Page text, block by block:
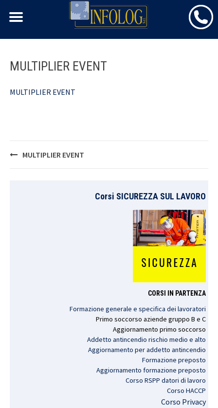
Skip
content
MULTIPLIER EVENT
MULTIPLIER EVENT
Post
navigation
MULTIPLIER EVENT
Corsi SICUREZZA SUL LAVORO
CORSI IN PARTENZA
Formazione generale e specifica dei lavoratori
Primo soccorso aziende gruppo B e C
Aggiornamento primo soccorso
Addetto antincendio rischio medio e alto
Aggiornamento per addetto antincendio
Formazione preposto
Aggiornamento formazione preposto
Corso RSPP datori di lavoro
Corso HACCP
Corso Privacy